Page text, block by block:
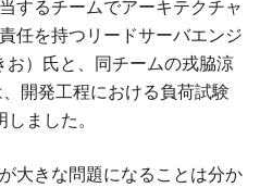
するチームでアーキテクチャ
任を持つリードサーバエンジ
お）氏と、同チームの戎脇涼
、開発工程における負荷試験
ました。
大きな問題になることは分か